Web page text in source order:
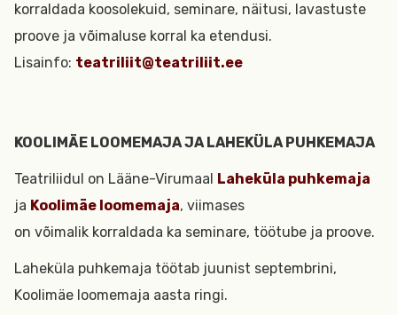
korraldada koosolekuid, seminare, näitusi, lavastuste
proove ja võimaluse korral ka etendusi.
Lisainfo: teatriliit@teatriliit.ee
KOOLIMÄE LOOMEMAJA JA LAHEKÜLA PUHKEMAJA
Teatriliidul on Lääne-Virumaal Laheküla puhkemaja
ja Koolimäe loomemaja, viimases
on võimalik korraldada ka seminare, töötube ja proove.
Laheküla puhkemaja töötab juunist septembrini,
Koolimäe loomemaja aasta ringi.